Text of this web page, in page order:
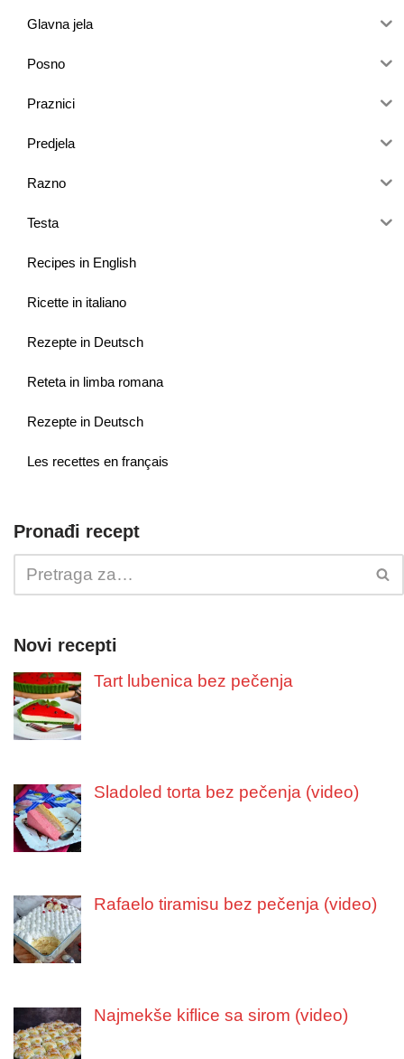
Glavna jela
Posno
Praznici
Predjela
Razno
Testa
Recipes in English
Ricette in italiano
Rezepte in Deutsch
Reteta in limba romana
Rezepte in Deutsch
Les recettes en français
Pronađi recept
Novi recepti
Tart lubenica bez pečenja
Sladoled torta bez pečenja (video)
Rafaelo tiramisu bez pečenja (video)
Najmekše kiflice sa sirom (video)